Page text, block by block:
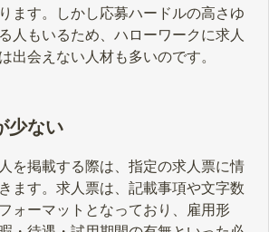
ます。しかし応募ハードルの高さゆ
人もいるため、ハローワークに求人
出会えない人材も多いのです。
少ない
を掲載する際は、指定の求人票に情
ます。求人票は、記載事項や文字数
ォーマットとなっており、雇用形